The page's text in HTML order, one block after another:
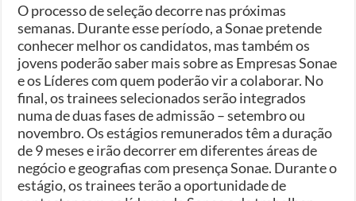
O processo de seleção decorre nas próximas
semanas. Durante esse período, a Sonae pretende
conhecer melhor os candidatos, mas também os
jovens poderão saber mais sobre as Empresas Sonae
e os Líderes com quem poderão vir a colaborar. No
final, os trainees selecionados serão integrados
numa de duas fases de admissão – setembro ou
novembro. Os estágios remunerados têm a duração
de 9 meses e irão decorrer em diferentes áreas de
negócio e geografias com presença Sonae. Durante o
estágio, os trainees terão a oportunidade de